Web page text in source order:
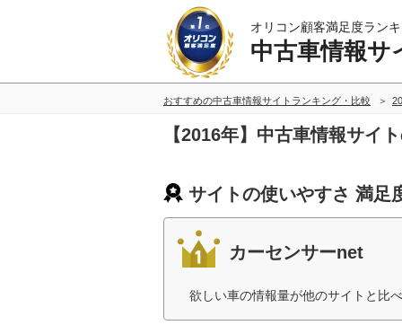
オリコン顧客満足度ラン
中古車情報サ
おすすめの中古車情報サイトランキング・比較
【2016年】中古車情報サイ
サイトの使いやすさ 満足
カーセンサーnet
欲しい車の情報量が他のサイトと比